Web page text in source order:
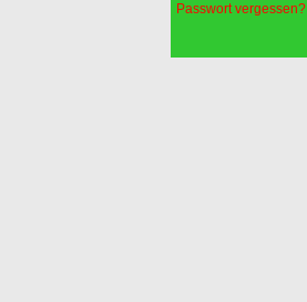
Passwort vergessen?